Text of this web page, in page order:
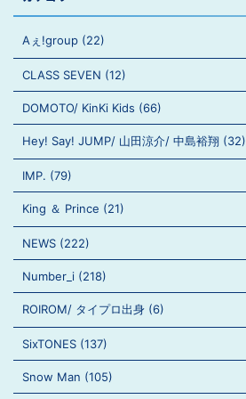
Aぇ!group (22)
CLASS SEVEN (12)
DOMOTO/ KinKi Kids (66)
Hey! Say! JUMP/ 山田涼介/ 中島裕翔 (32)
IMP. (79)
King ＆ Prince (21)
NEWS (222)
Number_i (218)
ROIROM/ タイプロ出身 (6)
SixTONES (137)
Snow Man (105)